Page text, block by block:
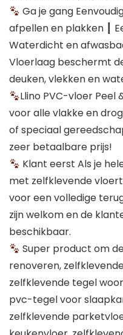
Ga je gang
afpellen en plakken ┃
Waterdicht en
Vloerlaag beschermt
deuken, vlekken en
Llino PVC-vloer
voor alle vlakke en
of speciaal
zeer betaalbare prijs!
Klant eerst Als je
met zelfklevende
voor een volledige
zijn welkom en de
beschikbaar.
Super product om
renoveren,
zelfklevende tegel
pvc-tegel voor
zelfklevende